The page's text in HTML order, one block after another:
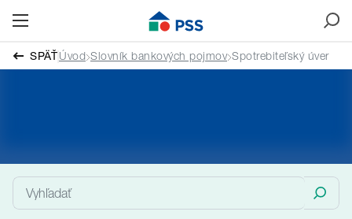
SPÄŤÚvod Slovník bankových pojmov Spotrebiteľský úver